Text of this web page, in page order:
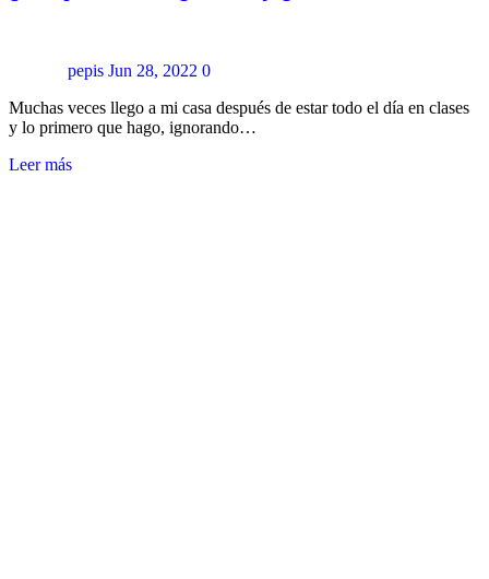
pepis Jun 28, 2022 0
Muchas veces llego a mi casa después de estar todo el día en clases
y lo primero que hago, ignorando…
Leer más